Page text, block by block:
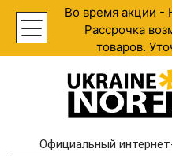
Во время акции -
Рассрочка
товаров.
Официальный